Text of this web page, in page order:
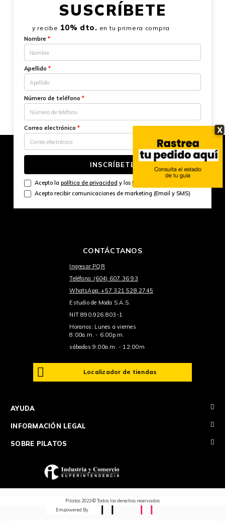
X
SUSCRÍBETE
y recibe 10% dto. en tu primera compra
Nombre *
Apellido *
Número de teléfono *
Correo electrónico *
INSCRÍBETE
Acepto la política de privacidad y lostérminos y condiciones
Acepto recibir comunicaciones de marketing (Email y SMS)
CONTÁCTANOS
Ingresar PQR
Teléfono: (604) 607 36 93
WhatsApp: +57 321 528 2745
Estudio de Moda S.A.S.
NIT 890.926.803-1
Horarios: Lunes a viernes
8:00a.m. - 6:00p.m.
sábados 9:00a.m. - 12:00m
Localizador de tiendas
AYUDA +
INFORMACIÓN LEGAL +
SOBRE PILATOS +
Pilatos 2023 © Todos los derechos reservados
Empowered By